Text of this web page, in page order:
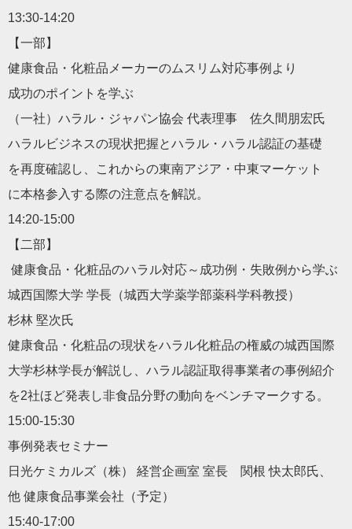
13:30-14:20
【一部】
健康食品・化粧品メーカーのムスリム対応事例より
成功のポイントを学ぶ
（一社）ハラル・ジャパン協会 代表理事 佐久間朋宏氏
ハラルビジネスの現状把握とハラル・ハラル認証の基礎
を再度確認し、これからの東南アジア・中東マーケット
に本格参入する際の注意点を解説。
14:20-15:00
【二部】
健康食品・化粧品のハラル対応～成功例・失敗例から学ぶ
城西国際大学 学長（城西大学薬学部薬科学科教授）
杉林 堅次氏
健康食品・化粧品の現状をハラル化粧品の権威の城西国際
大学杉林学長が解説し、ハラル認証取得事業者の事例紹介
を2社ほど発表し非食品分野の動向をベンチマークする。
15:00-15:30
事例発表セミナー
日光ケミカルズ（株） 経営企画室 室長 関根 快太郎氏、
他 健康食品事業会社（予定）
15:40-17:00